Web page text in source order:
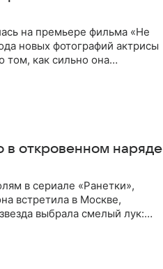
на премьере фильма «Не
новых фотографий актрисы
том, как сильно она
в откровенном наряде
в сериале «Ранетки»,
встретила в Москве,
выбрала смелый лук: